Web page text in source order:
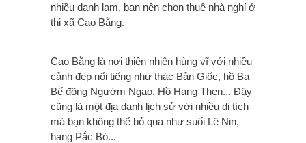
nhiều danh lam, bạn nên chọn thuê nhà nghỉ ở
thị xã Cao Bằng.
Cao Bằng là nơi thiên nhiên hùng vĩ với nhiều
cảnh đẹp nổi tiếng như thác Bản Giốc, hồ Ba
Bể động Ngườm Ngao, Hồ Hang Then... Đây
cũng là một địa danh lịch sử với nhiều di tích
mà bạn không thể bỏ qua như suối Lê Nin,
hang Pắc Bó...